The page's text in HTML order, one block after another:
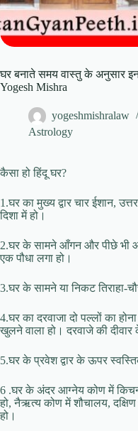
घर बनाते समय वास्तु के अनुसार
Yogesh Mishra
yogeshmishralaw
Astrology
कैसा हो हिंदू घर?
1.घर का मुख्य द्वार चार ईशान,
दिशा में हो।
2.घर के सामने आँगन और पीछे भी
एक पौधा लगा हो।
3.घर के सामने या निकट तिराहा-
4.घर का दरवाजा दो पल्लों का
खुलने वाला हो। दरवाजे की
5.घर के प्रवेश द्वार के ऊपर
6 .घर के अंदर आग्नेय कोण में किचन,
हो, नैऋत्य कोण में शौचालय,
हो।